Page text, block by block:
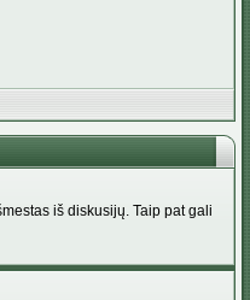
iš diskusijų. Taip pat gali